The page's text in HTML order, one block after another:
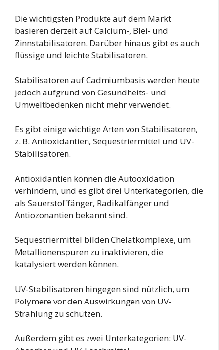
Die wichtigsten Produkte auf dem Markt
basieren derzeit auf Calcium-, Blei- und
Zinnstabilisatoren. Darüber hinaus gibt es auch
flüssige und leichte Stabilisatoren.
Stabilisatoren auf Cadmiumbasis werden heute
jedoch aufgrund von Gesundheits- und
Umweltbedenken nicht mehr verwendet.
Es gibt einige wichtige Arten von Stabilisatoren,
z. B. Antioxidantien, Sequestriermittel und UV-
Stabilisatoren.
Antioxidantien können die Autooxidation
verhindern, und es gibt drei Unterkategorien, die
als Sauerstofffänger, Radikalfänger und
Antiozonantien bekannt sind.
Sequestriermittel bilden Chelatkomplexe, um
Metallionenspuren zu inaktivieren, die
katalysiert werden können.
UV-Stabilisatoren hingegen sind nützlich, um
Polymere vor den Auswirkungen von UV-
Strahlung zu schützen.
Außerdem gibt es zwei Unterkategorien: UV-